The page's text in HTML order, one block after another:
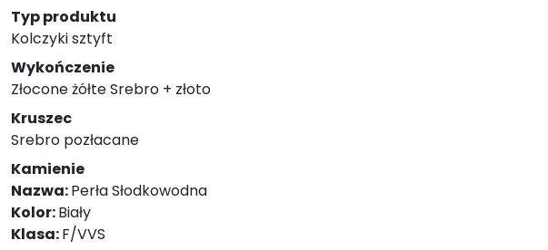
Typ produktu
Kolczyki sztyft
Wykończenie
Złocone żółte Srebro + złoto
Kruszec
Srebro pozłacane
Kamienie
Nazwa:Perła Słodkowodna
Kolor:Biały
Klasa:F/VVS